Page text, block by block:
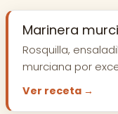
Marinera
Rosquilla,
murciana por
Ver receta →